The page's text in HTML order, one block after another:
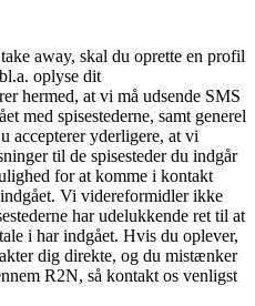
away, skal du oprette en profil
oplyse dit
hermed, at vi må udsende SMS
med spisestederne, samt generel
accepterer yderligere, at vi
til de spisesteder du indgår
for at komme i kontakt
Vi videreformidler ikke
har udelukkende ret til at
i har indgået. Hvis du oplever,
dig direkte, og du mistænker
R2N, så kontakt os venligst